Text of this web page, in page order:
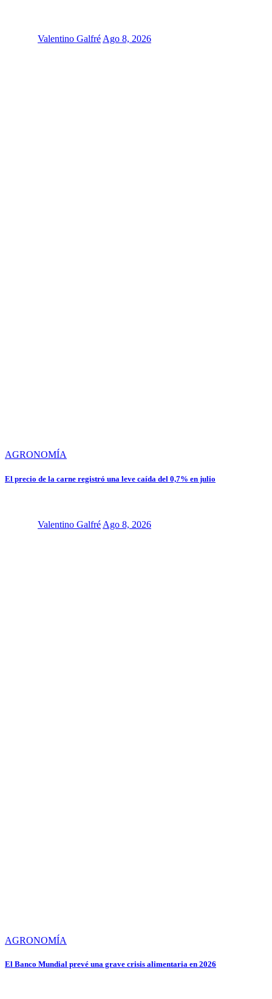
Valentino GalfréAgo 8, 2026
AGRONOMÍA
El precio de la carne registró una leve caída del 0,7% en julio
Valentino Galfré Ago 8, 2026
AGRONOMÍA
El Banco Mundial prevé una grave crisis alimentaria en 2026